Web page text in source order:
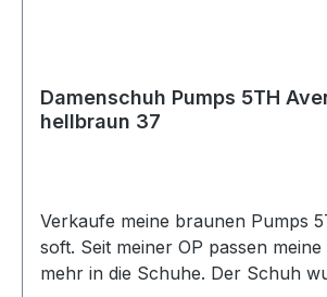
Damenschuh Pumps 5TH
hellbraun 37
Verkaufe meine braunen Pumps
soft. Seit meiner OP passen
mehr in die Schuhe. Der Schuh wurde kurz vor